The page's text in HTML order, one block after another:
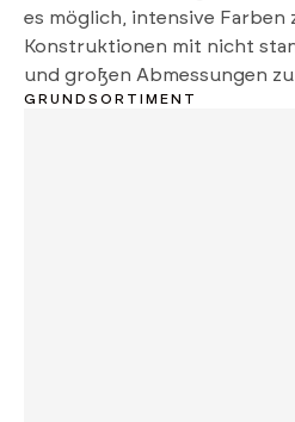
es möglich, intensive Farben
Konstruktionen mit nicht
und großen Abmessungen
GRUNDSORTIMENT